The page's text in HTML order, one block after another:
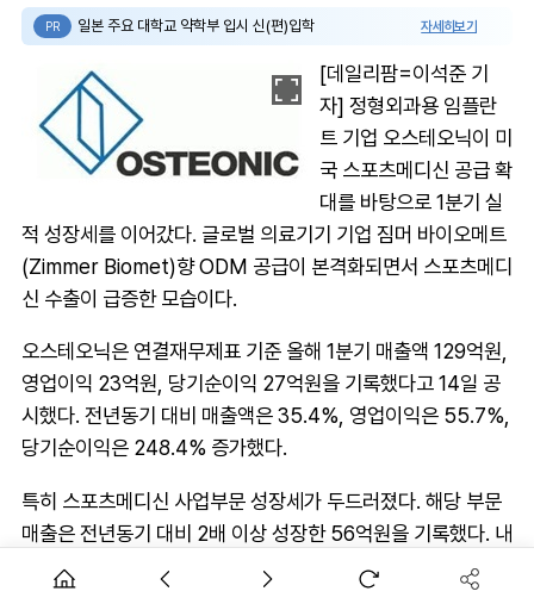
PR 일본 주요 대학교 약학부 입시 신(편)입학 자세히보기
[데일리팜=이석준 기
자] 정형외과용 임플란
트 기업 오스테오닉이 미
국 스포츠메디신 공급 확
대를 바탕으로 1분기 실
적 성장세를 이어갔다. 글로벌 의료기기 기업 짐머 바이오메트
(Zimmer Biomet)향 ODM 공급이 본격화되면서 스포츠메디
신 수출이 급증한 모습이다.
오스테오닉은 연결재무제표 기준 올해 1분기 매출액 129억원,
영업이익 23억원, 당기순이익 27억원을 기록했다고 14일 공
시했다. 전년동기 대비 매출액은 35.4%, 영업이익은 55.7%,
당기순이익은 248.4% 증가했다.
특히 스포츠메디신 사업부문 성장세가 두드러졌다. 해당 부문
매출은 전년동기 대비 2배 이상 성장한 56억원을 기록했다. 내
수는 18% 성장한 반면 수출은 729% 급증했다.